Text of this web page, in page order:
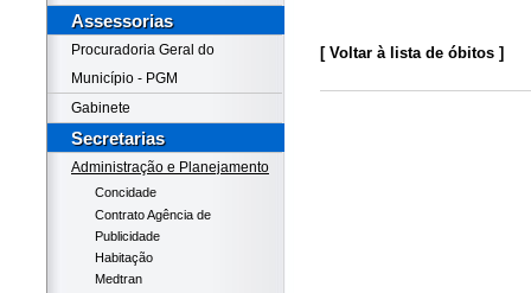
Assessorias
Procuradoria Geral do
Município - PGM
Gabinete
Secretarias
Administração e Planejamento
Concidade
Contrato Agência de
Publicidade
Habitação
Medtran
[ Voltar à lista de óbitos ]